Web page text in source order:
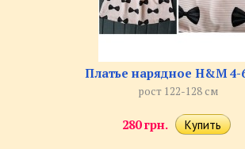
Платье нарядное H&M 4-
рост 122-128 см
280 грн.